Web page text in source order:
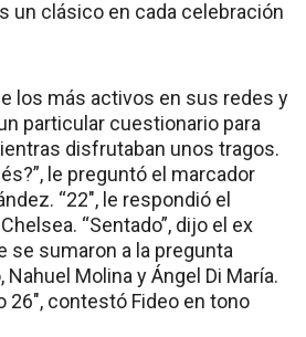
un clásico en cada celebración
los más activos en sus redes y
particular cuestionario para
disfrutaban unos tragos.
le preguntó el marcador
“22″, le respondió el
“Sentado”, dijo el ex
se sumaron a la pregunta
Molina y Ángel Di María.
26″, contestó Fideo en tono